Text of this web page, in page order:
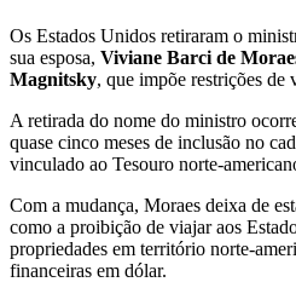
Os Estados Unidos retiraram o
sua esposa, Viviane Barci de
Magnitsky, que impõe restrições de
A retirada do nome do ministro
quase cinco meses de inclusão no
vinculado ao Tesouro norte-
Com a mudança, Moraes deixa de
como a proibição de viajar aos
propriedades em território norte-
financeiras em dólar.